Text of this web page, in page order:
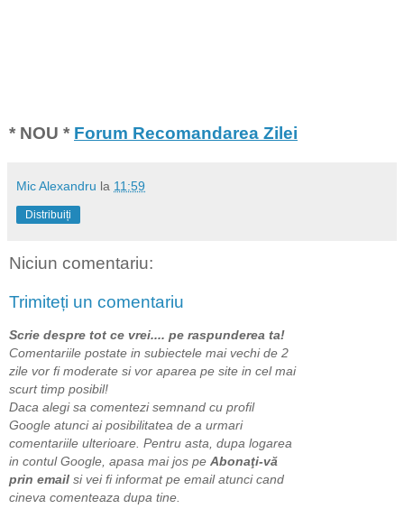
* NOU * Forum Recomandarea Zilei
Mic Alexandru la 11:59
Distribuiți
Niciun comentariu:
Trimiteți un comentariu
Scrie despre tot ce vrei.... pe raspunderea ta!
Comentariile postate in subiectele mai vechi de 2
zile vor fi moderate si vor aparea pe site in cel mai
scurt timp posibil!
Daca alegi sa comentezi semnand cu profil
Google atunci ai posibilitatea de a urmari
comentariile ulterioare. Pentru asta, dupa logarea
in contul Google, apasa mai jos pe Abonaţi-vă
prin email si vei fi informat pe email atunci cand
cineva comenteaza dupa tine.